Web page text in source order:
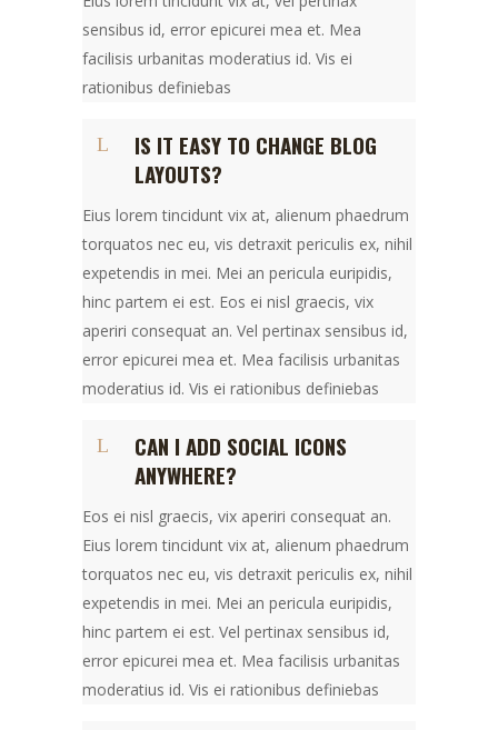
sensibus id, error epicurei mea et. Mea
facilisis urbanitas moderatius id. Vis ei
rationibus definiebas
IS IT EASY TO CHANGE BLOG
LAYOUTS?
Eius lorem tincidunt vix at, alienum phaedrum
torquatos nec eu, vis detraxit periculis ex, nihil
expetendis in mei. Mei an pericula euripidis,
hinc partem ei est. Eos ei nisl graecis, vix
aperiri consequat an. Vel pertinax sensibus id,
error epicurei mea et. Mea facilisis urbanitas
moderatius id. Vis ei rationibus definiebas
CAN I ADD SOCIAL ICONS
ANYWHERE?
Eos ei nisl graecis, vix aperiri consequat an.
Eius lorem tincidunt vix at, alienum phaedrum
torquatos nec eu, vis detraxit periculis ex, nihil
expetendis in mei. Mei an pericula euripidis,
hinc partem ei est. Vel pertinax sensibus id,
error epicurei mea et. Mea facilisis urbanitas
moderatius id. Vis ei rationibus definiebas